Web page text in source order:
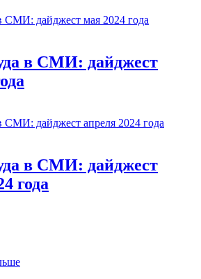
в СМИ: дайджест
в СМИ: дайджест
года